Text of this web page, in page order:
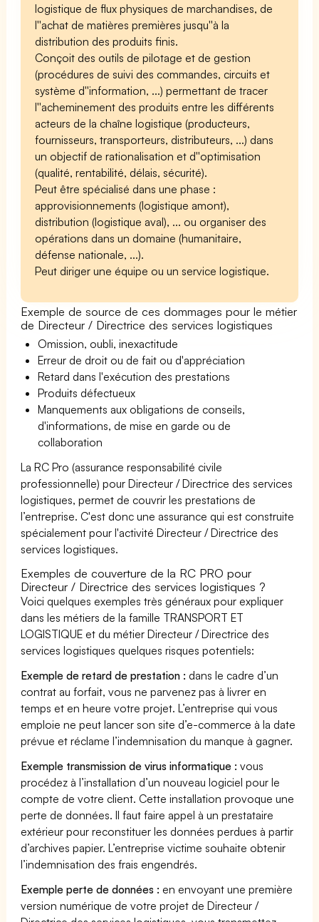
logistique de flux physiques de marchandises, de
l''achat de matières premières jusqu''à la
distribution des produits finis.
Conçoit des outils de pilotage et de gestion
(procédures de suivi des commandes, circuits et
système d''information, ...) permettant de tracer
l''acheminement des produits entre les différents
acteurs de la chaîne logistique (producteurs,
fournisseurs, transporteurs, distributeurs, ...) dans
un objectif de rationalisation et d''optimisation
(qualité, rentabilité, délais, sécurité).
Peut être spécialisé dans une phase :
approvisionnements (logistique amont),
distribution (logistique aval), ... ou organiser des
opérations dans un domaine (humanitaire,
défense nationale, ...).
Peut diriger une équipe ou un service logistique.
Exemple de source de ces dommages pour le métier
de Directeur / Directrice des services logistiques
Omission, oubli, inexactitude
Erreur de droit ou de fait ou d'appréciation
Retard dans l'exécution des prestations
Produits défectueux
Manquements aux obligations de conseils,
d'informations, de mise en garde ou de
collaboration
La RC Pro (assurance responsabilité civile
professionnelle) pour Directeur / Directrice des services
logistiques, permet de couvrir les prestations de
l’entreprise. C'est donc une assurance qui est construite
spécialement pour l'activité Directeur / Directrice des
services logistiques.
Exemples de couverture de la RC PRO pour
Directeur / Directrice des services logistiques ?
Voici quelques exemples très généraux pour expliquer
dans les métiers de la famille TRANSPORT ET
LOGISTIQUE et du métier Directeur / Directrice des
services logistiques quelques risques potentiels:
Exemple de retard de prestation : dans le cadre d’un
contrat au forfait, vous ne parvenez pas à livrer en
temps et en heure votre projet. L’entreprise qui vous
emploie ne peut lancer son site d’e-commerce à la date
prévue et réclame l’indemnisation du manque à gagner.
Exemple transmission de virus informatique : vous
procédez à l’installation d’un nouveau logiciel pour le
compte de votre client. Cette installation provoque une
perte de données. Il faut faire appel à un prestataire
extérieur pour reconstituer les données perdues à partir
d’archives papier. L’entreprise victime souhaite obtenir
l’indemnisation des frais engendrés.
Exemple perte de données : en envoyant une première
version numérique de votre projet de Directeur /